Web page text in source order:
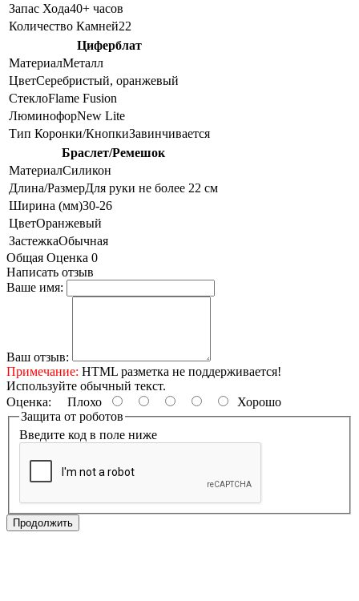
Запас Хода40+ часов
Количество Камней22
Циферблат
МатериалМеталл
ЦветСеребристый, оранжевый
СтеклоFlame Fusion
ЛюминофорNew Lite
Тип Коронки/КнопкиЗавинчивается
Браслет/Ремешок
МатериалСиликон
Длина/РазмерДля руки не более 22 см
Ширина (мм)30-26
ЦветОранжевый
ЗастежкаОбычная
Общая Оценка 0
Написать отзыв
Ваше имя:
Ваш отзыв:
Примечание: HTML разметка не поддерживается!
Используйте обычный текст.
Оценка: Плохо
Хорошо
Защита от роботов
Введите код в поле ниже
Продолжить